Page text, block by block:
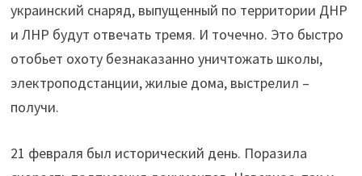
украинский снаряд, выпущенный по территории ДНР
и ЛНР будут отвечать тремя. И точечно. Это быстро
отобьет охоту безнаказанно уничтожать школы,
электроподстанции, жилые дома, выстрелил –
получи.
21 февраля был исторический день. Поразила